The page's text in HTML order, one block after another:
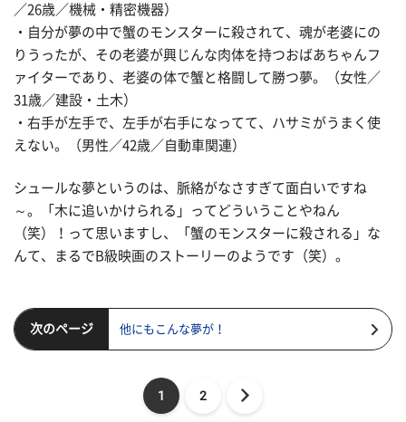
／26歳／機械・精密機器）
・自分が夢の中で蟹のモンスターに殺されて、魂が老婆にの
りうったが、その老婆が興じんな肉体を持つおばあちゃんフ
ァイターであり、老婆の体で蟹と格闘して勝つ夢。（女性／
31歳／建設・土木）
・右手が左手で、左手が右手になってて、ハサミがうまく使
えない。（男性／42歳／自動車関連）
シュールな夢というのは、脈絡がなさすぎて面白いですね
～。「木に追いかけられる」ってどういうことやねん
（笑）！って思いますし、「蟹のモンスターに殺される」な
んて、まるでB級映画のストーリーのようです（笑）。
次のページ 他にもこんな夢が！
1 2